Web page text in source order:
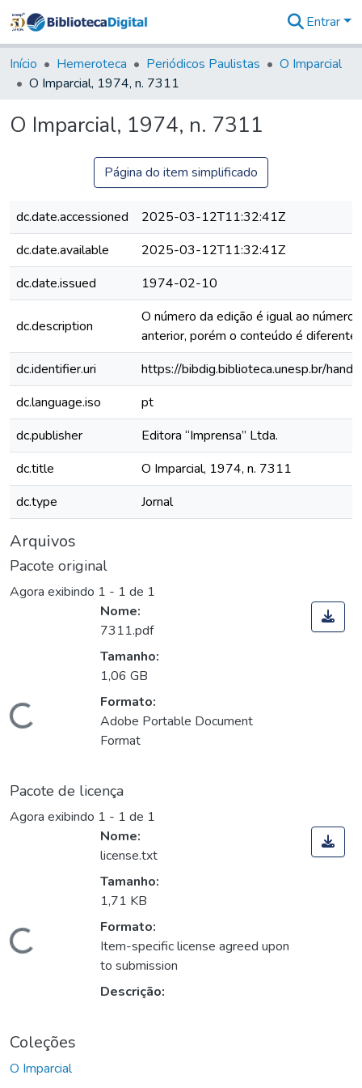
&
Coleções
Tudo na
Digital
Entrar
Início Hemeroteca Periódicos Paulistas
O Imparcial
O Imparcial, 1974, n. 7311
O Imparcial, 1974, n. 7311
Página do item simplificado
dc.date.accessioned
2025-03-12T11:32:41Z
dc.date.available
2025-03-12T11:32:41Z
dc.date.issued
1974-02-10
dc.description
O número da edição é igual ao número
anterior, porém o conteúdo é diferente.
dc.identifier.uri
https://bibdig.biblioteca.unesp.br/
dc.language.iso
pt
dc.publisher
Editora “Imprensa” Ltda.
dc.title
O Imparcial, 1974, n. 7311
dc.type
Jornal
Arquivos
Pacote original
Agora exibindo 1 - 1 de 1
Carregando...
Nome:
7311.pdf
Tamanho:
1,06 GB
Formato:
Adobe Portable Document
Format
Pacote de licença
Agora exibindo 1 - 1 de 1
Carregando...
Nome:
license.txt
Tamanho:
1,71 KB
Formato:
Item-specific license agreed upon
to submission
Descrição:
Coleções
O Imparcial